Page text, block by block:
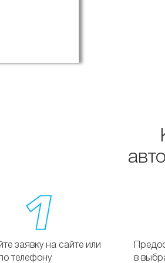
заявку на сайте или
телефону
в